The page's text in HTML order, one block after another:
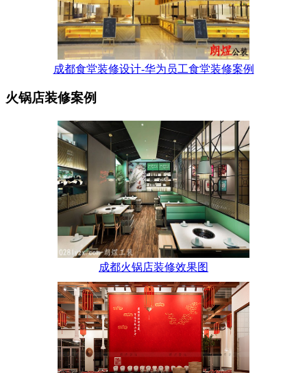
成都食堂装修设计-华为员工食堂装修案例
火锅店装修案例
成都火锅店装修效果图